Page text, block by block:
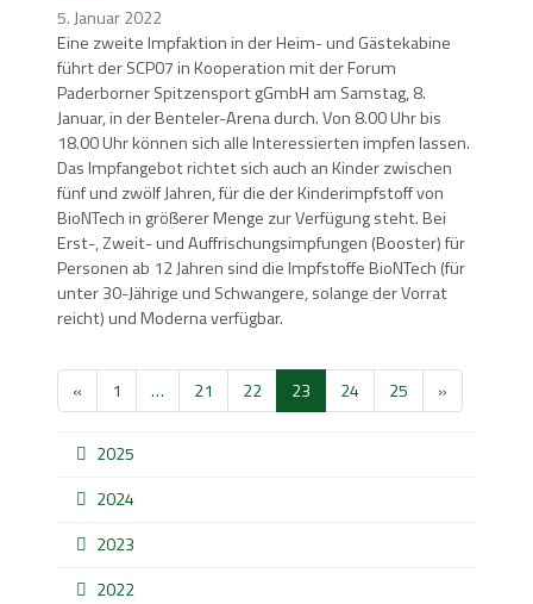
5. Januar 2022
Eine zweite Impfaktion in der Heim- und Gästekabine
führt der SCP07 in Kooperation mit der Forum
Paderborner Spitzensport gGmbH am Samstag, 8.
Januar, in der Benteler-Arena durch. Von 8.00 Uhr bis
18.00 Uhr können sich alle Interessierten impfen lassen.
Das Impfangebot richtet sich auch an Kinder zwischen
fünf und zwölf Jahren, für die der Kinderimpfstoff von
BioNTech in größerer Menge zur Verfügung steht. Bei
Erst-, Zweit- und Auffrischungsimpfungen (Booster) für
Personen ab 12 Jahren sind die Impfstoffe BioNTech (für
unter 30-Jährige und Schwangere, solange der Vorrat
reicht) und Moderna verfügbar.
« 1 … 21 22 23 24 25 »
2025
2024
2023
2022